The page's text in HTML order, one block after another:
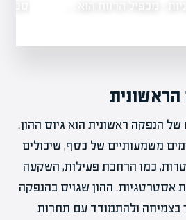
ציבורית - דוח…
הראשונית
הנפקה ראשונית הוא גיוס ההון.
משמעותיים של כסף, שיכולים
כמו הרחבת פעילות, השקעה
אסטרטגיות. ההון שגויס בהנפקה
ולהתמודד עם תחרות